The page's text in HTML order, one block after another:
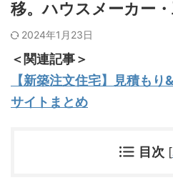
移。ハウスメーカー
2024年1月23日
＜関連記事＞
【新築注文住宅】見積も
サイトまとめ
目次 [